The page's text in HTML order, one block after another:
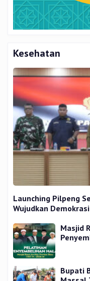
Kesehatan
Launching Pilpeng
Wujudkan
Masjid
Bupati